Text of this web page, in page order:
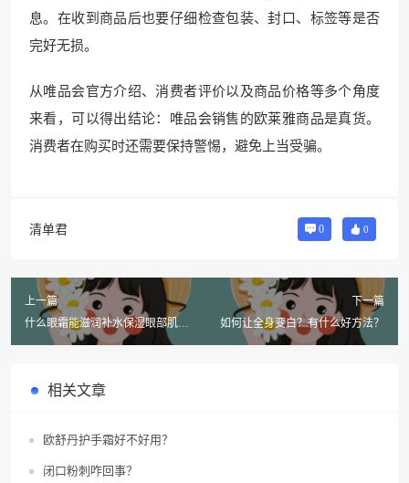
息。在收到商品后也要仔细检查包装、封口、标签等是否
完好无损。
从唯品会官方介绍、消费者评价以及商品价格等多个角度
来看，可以得出结论：唯品会销售的欧莱雅商品是真货。
消费者在购买时还需要保持警惕，避免上当受骗。
清单君 0 0
上一篇
什么眼霜能滋润补水保湿眼部肌肤
并延缓松弛？
下一篇
如何让全身变白？有什么好方法？
相关文章
欧舒丹护手霜好不好用？
闭口粉刺咋回事？